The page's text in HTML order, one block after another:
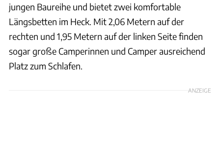
jungen Baureihe und bietet zwei komfortable
Längsbetten im Heck. Mit 2,06 Metern auf der
rechten und 1,95 Metern auf der linken Seite finden
sogar große Camperinnen und Camper ausreichend
Platz zum Schlafen.
ANZEIGE